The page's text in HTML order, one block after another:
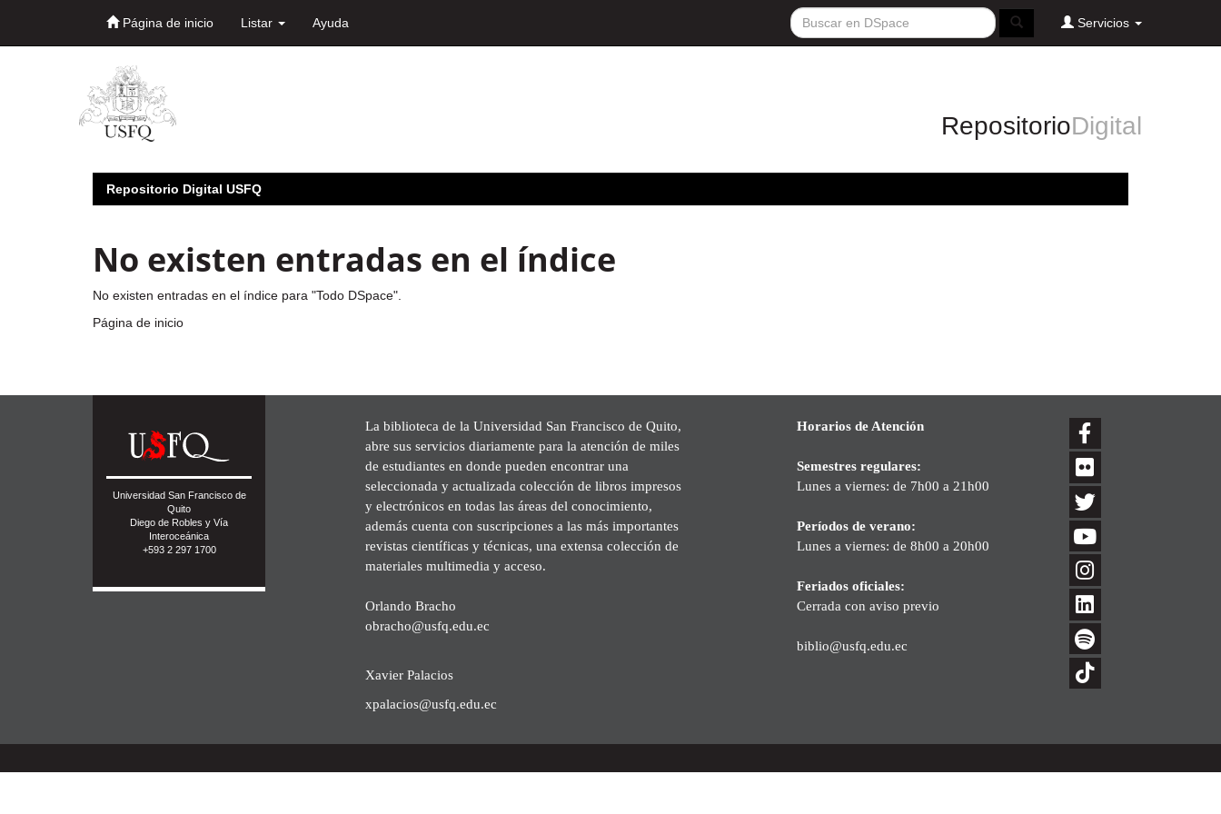
Página de inicio Listar Ayuda Servicios
RepositorioDigital
Repositorio Digital USFQ
No existen entradas en el índice
No existen entradas en el índice para "Todo DSpace".
Página de inicio
Universidad San Francisco de
Quito
Diego de Robles y Vía
Interoceánica
+593 2 297 1700
La biblioteca de la Universidad San Francisco de Quito,
abre sus servicios diariamente para la atención de miles
de estudiantes en donde pueden encontrar una
seleccionada y actualizada colección de libros impresos
y electrónicos en todas las áreas del conocimiento,
además cuenta con suscripciones a las más importantes
revistas científicas y técnicas, una extensa colección de
materiales multimedia y acceso.
Orlando Bracho
obracho@usfq.edu.ec
Xavier Palacios
xpalacios@usfq.edu.ec
Horarios de Atención
Semestres regulares:
Lunes a viernes: de 7h00 a 21h00
Períodos de verano:
Lunes a viernes: de 8h00 a 20h00
Feriados oficiales:
Cerrada con aviso previo
biblio@usfq.edu.ec